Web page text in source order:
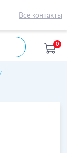
Все контакты
0